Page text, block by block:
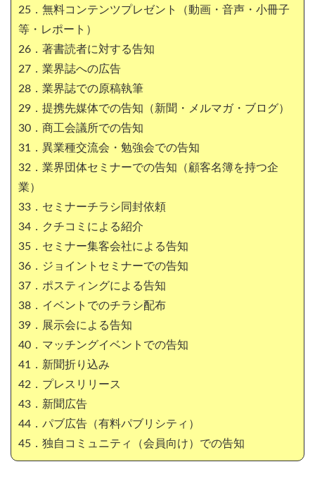
25．無料コンテンツプレゼント（動画・音声・小冊子
等・レポート）
26．著書読者に対する告知
27．業界誌への広告
28．業界誌での原稿執筆
29．提携先媒体での告知（新聞・メルマガ・ブログ）
30．商工会議所での告知
31．異業種交流会・勉強会での告知
32．業界団体セミナーでの告知（顧客名簿を持つ企
業）
33．セミナーチラシ同封依頼
34．クチコミによる紹介
35．セミナー集客会社による告知
36．ジョイントセミナーでの告知
37．ポスティングによる告知
38．イベントでのチラシ配布
39．展示会による告知
40．マッチングイベントでの告知
41．新聞折り込み
42．プレスリリース
43．新聞広告
44．パブ広告（有料パブリシティ）
45．独自コミュニティ（会員向け）での告知